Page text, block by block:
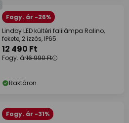
Fogy. ár -26%
Lindby LED kültéri falilámpa Ralino,
fekete, 2 izzós, IP65
12 490 Ft
Fogy. ár16 990 Ft
Raktáron
Fogy. ár -31%